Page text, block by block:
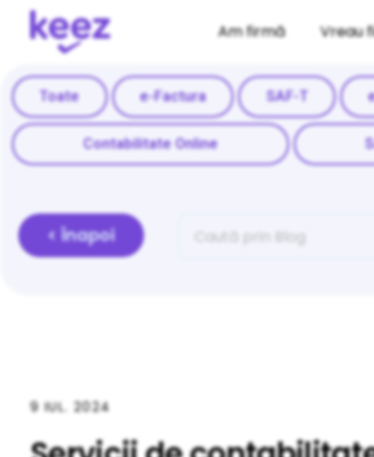
Am firmă Vreau
Toate e-Factura SAF-T
Contabilitate Online
< Înapoi
9 IUL. 2024